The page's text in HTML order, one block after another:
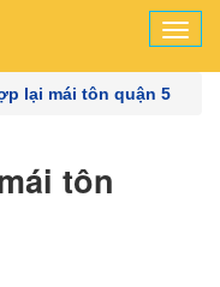
lại mái tôn quận 5
tôn